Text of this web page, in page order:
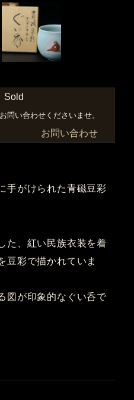
Sold
問い合わせくださいませ。
お問い合わせ
手がけられた青磁豆彩
た、紅い民族衣装を着
豆彩で描かれていま
図が印象的なぐい呑で